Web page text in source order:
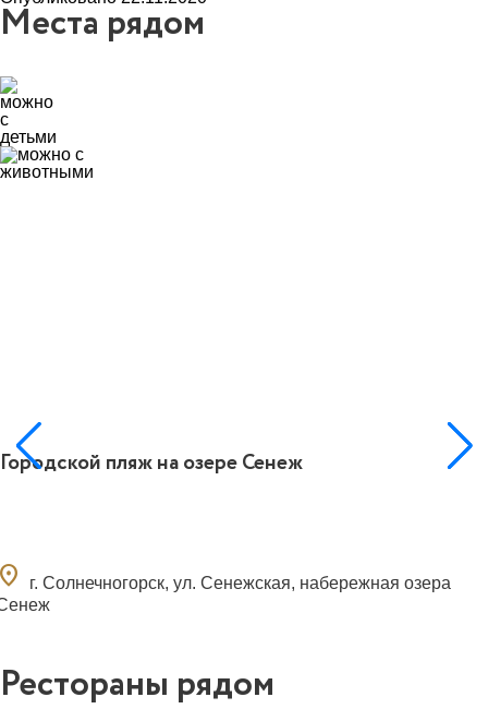
Места рядом
Городской пляж на озере Сенеж
г. Солнечногорск, ул. Сенежская, набережная озера
Рестораны рядом